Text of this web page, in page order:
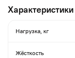
Характеристики
Нагрузка, кг
Жёсткость